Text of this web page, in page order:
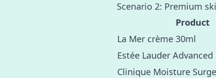
Scenario 2: Premium
Product
La Mer crème 30ml
Estée Lauder
Clinique Moisture Surge